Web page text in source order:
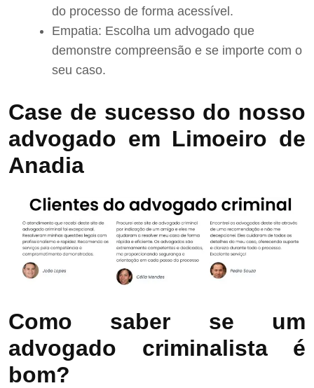
do processo de forma acessível.
Empatia: Escolha um advogado que
demonstre compreensão e se importe com o
seu caso.
Case de sucesso do nosso
advogado em Limoeiro de
Anadia
Como saber se um
advogado criminalista é
bom?